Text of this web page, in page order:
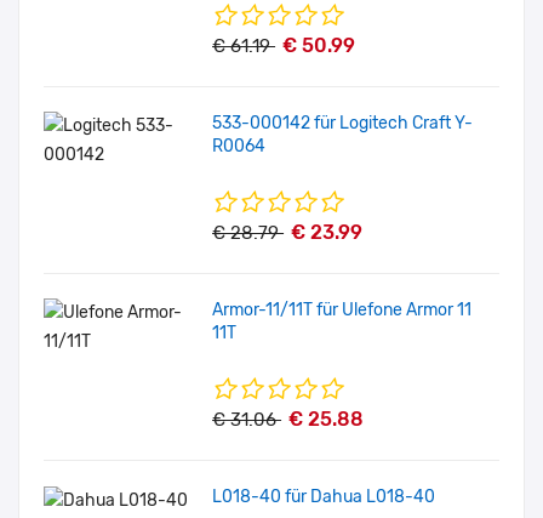
€ 61.19 € 50.99
533-000142 für Logitech Craft Y-
R0064
€ 28.79 € 23.99
Armor-11/11T für Ulefone Armor 11
11T
€ 31.06 € 25.88
L018-40 für Dahua L018-40